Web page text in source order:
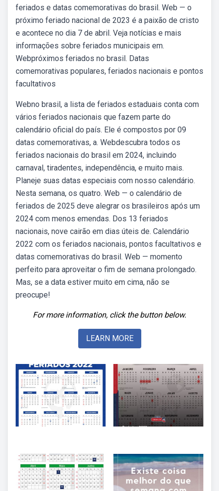
feriados e datas comemorativas do brasil. Web — o
próximo feriado nacional de 2023 é a paixão de cristo
e acontece no dia 7 de abril. Veja notícias e mais
informações sobre feriados municipais em.
Webpróximos feriados no brasil. Datas
comemorativas populares, feriados nacionais e pontos
facultativos
Webno brasil, a lista de feriados estaduais conta com
vários feriados nacionais que fazem parte do
calendário oficial do país. Ele é compostos por 09
datas comemorativas, a. Webdescubra todos os
feriados nacionais do brasil em 2024, incluindo
carnaval, tiradentes, independência, e muito mais.
Planeje suas datas especiais com nosso calendário.
Nesta semana, os quatro. Web — o calendário de
feriados de 2025 deve alegrar os brasileiros após um
2024 com menos emendas. Dos 13 feriados
nacionais, nove cairão em dias úteis de. Calendário
2022 com os feriados nacionais, pontos facultativos e
datas comemorativas do brasil. Web — momento
perfeito para aproveitar o fim de semana prolongado.
Mas, se a data estiver muito em cima, não se
preocupe!
For more information, click the button below.
LEARN MORE